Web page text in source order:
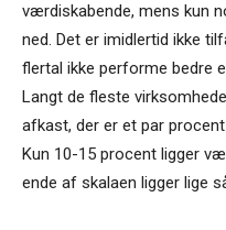
værdiskabende, mens kun
ned. Det er imidlertid ikke
flertal ikke performe bedre
Langt de fleste
afkast, der er et par
Kun 10-15 procent ligger
ende af skalaen ligger lige